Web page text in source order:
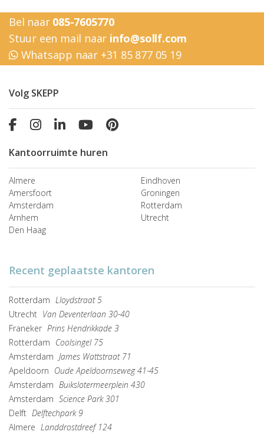
Bel naar 085-7605770
Stuur een mail naar info@sollf.com
Whatsapp naar +31 85 877 05 19
Volg SKEPP
Kantoorruimte huren
Almere
Amersfoort
Amsterdam
Arnhem
Den Haag
Eindhoven
Groningen
Rotterdam
Utrecht
Recent geplaatste kantoren
Rotterdam Lloydstraat 5
Utrecht Van Deventerlaan 30-40
Franeker Prins Hendrikkade 3
Rotterdam Coolsingel 75
Amsterdam James Wattstraat 71
Apeldoorn Oude Apeldoornseweg 41-45
Amsterdam Buikslotermeerplein 430
Amsterdam Science Park 301
Delft Delftechpark 9
Almere Landdrostdreef 124